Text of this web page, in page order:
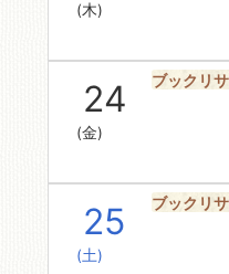
(木)
24
(金)
ブックリ
25
(土)
ブックリ